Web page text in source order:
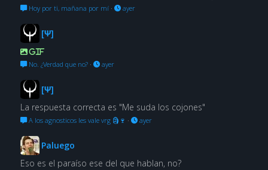
Hoy por ti, mañana por mí· ayer
[Ψ]
GIF
No. ¿Verdad que no?· ayer
[Ψ]
La respuesta correcta es "Me suda los cojones"
A los agnosticos les vale vrg 🗿🍷 · ayer
Paluego
Eso es el paraíso ese del que hablan, no?